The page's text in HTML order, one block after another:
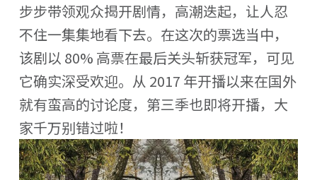
步步带领观众揭开剧情，高潮迭起，让人忍
不住一集集地看下去。在这次的票选当中，
该剧以 80% 高票在最后关头斩获冠军，可见
它确实深受欢迎。从 2017 年开播以来在国外
就有蛮高的讨论度，第三季也即将开播，大
家千万别错过啦！